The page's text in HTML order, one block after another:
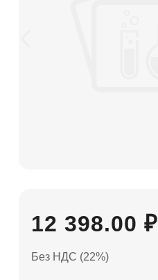
12 398.00 ₽
Без НДС (22%)